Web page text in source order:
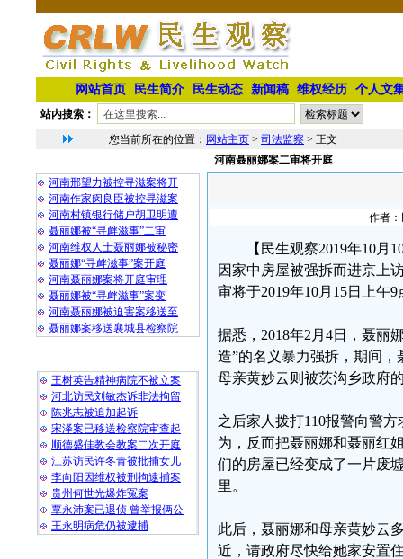
网站首页 民生简介 民生动态 新闻稿 维权经历 个人文
站内搜索：
您当前所在的位置： 网站主页 > 司法监察 > 正文
河南邢望力被控寻滋案将开
河南作家闵良臣被控寻滋案
河南村镇银行储户胡卫明遭
聂丽娜被“寻衅滋事”二审
河南维权人士聂丽娜被秘密
聂丽娜“寻衅滋事”案开庭
河南聂丽娜案将开庭审理
聂丽娜被“寻衅滋事”案变
河南聂丽娜被迫害案移送至
聂丽娜案移送襄城县检察院
王树英告精神病院不被立案
河北访民刘敏杰诉非法拘留
陈兆志被追加起诉
宋泽案已移送检察院审查起
顺德盛佳教会教案二次开庭
江苏访民许冬青被批捕女儿
李向阳因维权被刑拘逮捕案
贵州何世光爆炸冤案
覃永沛案已退侦 曾举报俩公
王永明病危仍被逮捕
河南聂丽娜案二审将开庭
作者：
【民生观察2019年10
因家中房屋被强拆而进京上
审将于2019年10月15日上午
据悉，2018年2月4日，聂丽
造”的名义暴力强拆，期间
母亲黄妙云则被茨沟乡政府
之后家人拨打110报警向警
为，反而把聂丽娜和聂丽红
们的房屋已经变成了一片废
里。
此后，聂丽娜和母亲黄妙云
近，请政府尽快给她家安置